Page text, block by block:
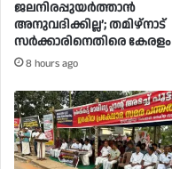
ജലനിരപ്പുയർത്താൻ
അനുവദിക്കില്ല’; തമിഴ്‌നാട്
സർക്കാരിനെതിരെ കേരളം
8 hours ago